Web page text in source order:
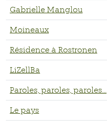
Gabrielle Manglou
Moineaux
Résidence à Rostronen
LiZellBa
Paroles, paroles, paroles...
Le pays